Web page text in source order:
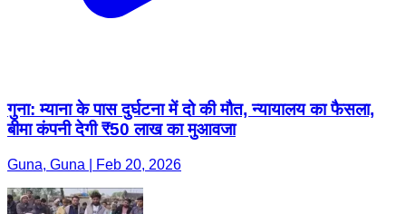
गुना: म्याना के पास दुर्घटना में दो की मौत, न्यायालय का फैसला,
बीमा कंपनी देगी ₹50 लाख का मुआवजा
Guna, Guna | Feb 20, 2026